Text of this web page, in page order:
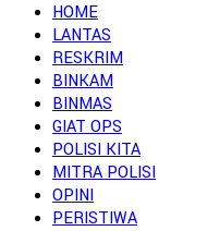
HOME
LANTAS
RESKRIM
BINKAM
BINMAS
GIAT OPS
POLISI KITA
MITRA POLISI
OPINI
PERISTIWA